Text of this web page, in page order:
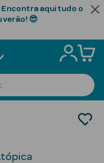
aqui tudo o
verão! 😎